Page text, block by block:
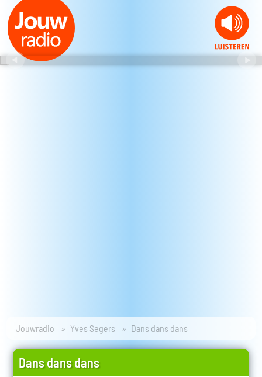
Jouwradio Yves Segers Dans dans dans
Dans dans dans